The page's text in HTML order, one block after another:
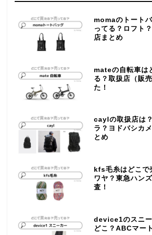
momaのトート
ってる？ロフト
店まとめ
mateの自転車は
る？取扱店（販
た！
caylの取扱店は
ラ？ヨドバシカ
とめ
kfs毛糸はどこで
ワヤ？東急ハン
査！
device1のスニ
どこ？ABCマー